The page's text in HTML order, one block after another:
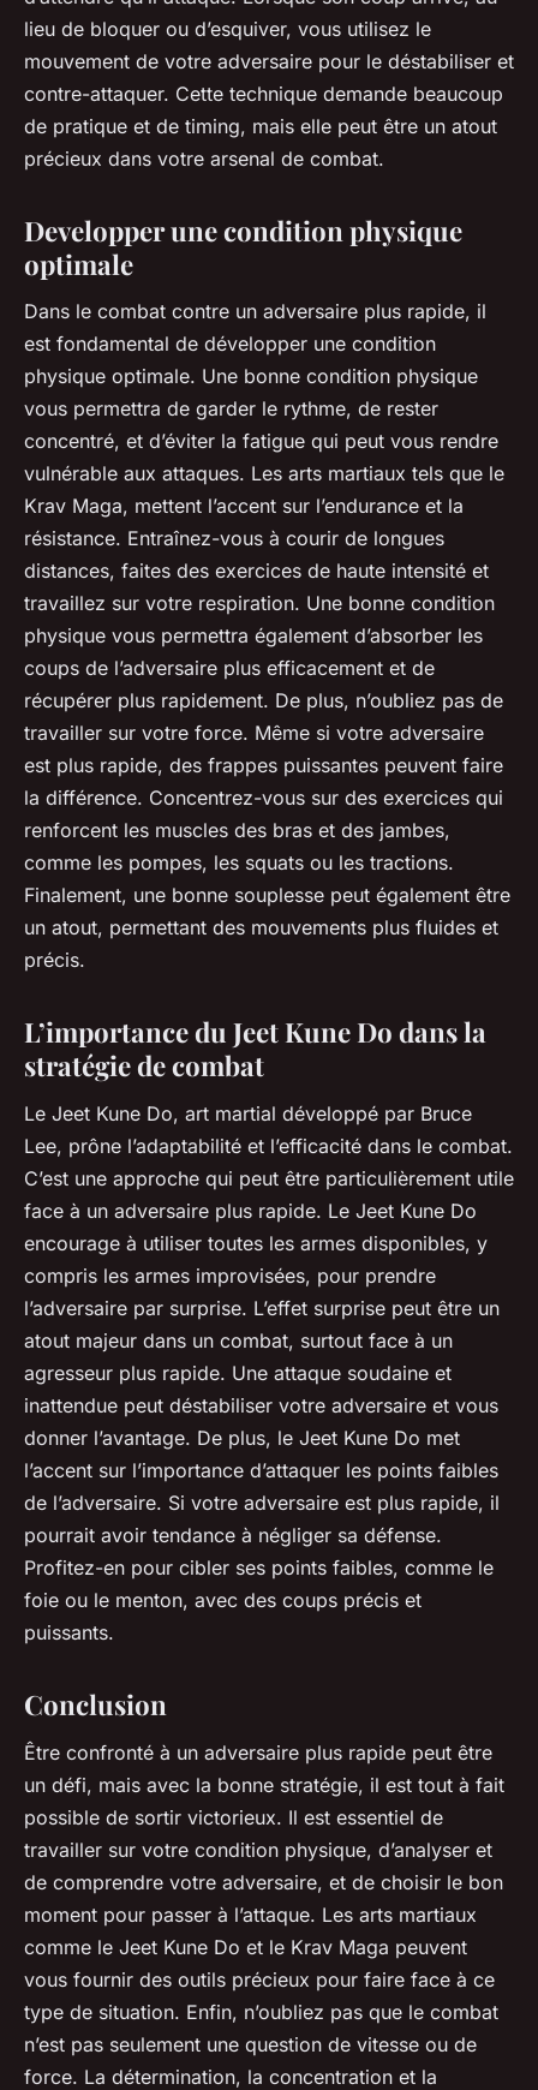
lieu de bloquer ou d’esquiver, vous utilisez le
mouvement de votre adversaire pour le déstabiliser et
contre-attaquer. Cette technique demande beaucoup
de pratique et de timing, mais elle peut être un atout
précieux dans votre arsenal de combat.
Developper une condition physique
optimale
Dans le combat contre un adversaire plus rapide, il
est fondamental de développer une condition
physique optimale. Une bonne condition physique
vous permettra de garder le rythme, de rester
concentré, et d’éviter la fatigue qui peut vous rendre
vulnérable aux attaques. Les arts martiaux tels que le
Krav Maga, mettent l’accent sur l’endurance et la
résistance. Entraînez-vous à courir de longues
distances, faites des exercices de haute intensité et
travaillez sur votre respiration. Une bonne condition
physique vous permettra également d’absorber les
coups de l’adversaire plus efficacement et de
récupérer plus rapidement. De plus, n’oubliez pas de
travailler sur votre force. Même si votre adversaire
est plus rapide, des frappes puissantes peuvent faire
la différence. Concentrez-vous sur des exercices qui
renforcent les muscles des bras et des jambes,
comme les pompes, les squats ou les tractions.
Finalement, une bonne souplesse peut également être
un atout, permettant des mouvements plus fluides et
précis.
L’importance du Jeet Kune Do dans la
stratégie de combat
Le Jeet Kune Do, art martial développé par Bruce
Lee, prône l’adaptabilité et l’efficacité dans le combat.
C’est une approche qui peut être particulièrement utile
face à un adversaire plus rapide. Le Jeet Kune Do
encourage à utiliser toutes les armes disponibles, y
compris les armes improvisées, pour prendre
l’adversaire par surprise. L’effet surprise peut être un
atout majeur dans un combat, surtout face à un
agresseur plus rapide. Une attaque soudaine et
inattendue peut déstabiliser votre adversaire et vous
donner l’avantage. De plus, le Jeet Kune Do met
l’accent sur l’importance d’attaquer les points faibles
de l’adversaire. Si votre adversaire est plus rapide, il
pourrait avoir tendance à négliger sa défense.
Profitez-en pour cibler ses points faibles, comme le
foie ou le menton, avec des coups précis et
puissants.
Conclusion
Être confronté à un adversaire plus rapide peut être
un défi, mais avec la bonne stratégie, il est tout à fait
possible de sortir victorieux. Il est essentiel de
travailler sur votre condition physique, d’analyser et
de comprendre votre adversaire, et de choisir le bon
moment pour passer à l’attaque. Les arts martiaux
comme le Jeet Kune Do et le Krav Maga peuvent
vous fournir des outils précieux pour faire face à ce
type de situation. Enfin, n’oubliez pas que le combat
n’est pas seulement une question de vitesse ou de
force. La détermination, la concentration et la